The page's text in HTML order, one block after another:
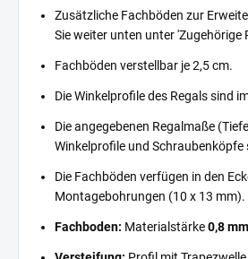
Zusätzliche Fachböden zur
Sie weiter unten unter 'Zugehörige
Fachböden verstellbar je 2,5 cm.
Die Winkelprofile des Regals sind
Die angegebenen Regalmaße
Winkelprofile und Schraubenköpfe
Die Fachböden verfügen in den
Montagebohrungen (10 x 13 mm).
Fachboden: Materialstärke0,8 mm